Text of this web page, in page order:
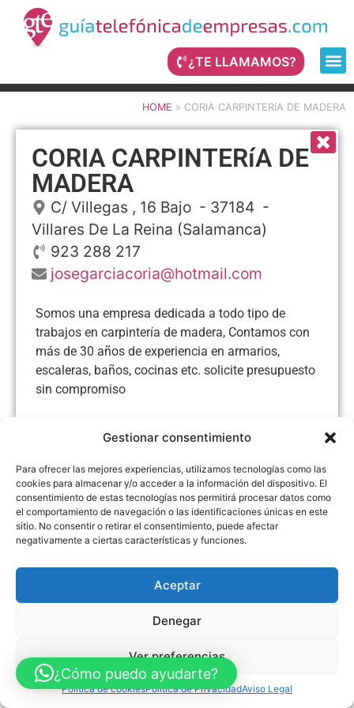
Gestionar consentimiento
Para ofrecer las mejores experiencias, utilizamos tecnologías como las
cookies para almacenar y/o acceder a la información del dispositivo. El
consentimiento de estas tecnologías nos permitirá procesar datos como
el comportamiento de navegación o las identificaciones únicas en este
sitio. No consentir o retirar el consentimiento, puede afectar
negativamente a ciertas características y funciones.
Aceptar
Denegar
Ver preferencias
Política de cookiesPolítica de PrivacidadAviso Legal
¿TE LLAMAMOS?
HOME » CORIA CARPINTERíA DE MADERA
CORIA CARPINTERíA DE
MADERA
C/ Villegas , 16 Bajo - 37184 -
Villares De La Reina (Salamanca)
923 288 217
josegarciacoria@hotmail.com
Somos una empresa dedicada a todo tipo de
trabajos en carpintería de madera, Contamos con
más de 30 años de experiencia en armarios,
escaleras, baños, cocinas etc. solicite presupuesto
sin compromiso
Aviso Legal Política de Privacidad Política de Cookies
Accesibilidad
Mapa web
FINANCIADO POR LA UNIÓN EUROPEA CON EL PROGRAMA KIT
DIGITAL POR LOS FONDOS NEXT GENERATION (EU) DEL
MECANISMO DE RECUPERACIÓN Y RESILENCIA
¿Cómo puedo ayudarte?